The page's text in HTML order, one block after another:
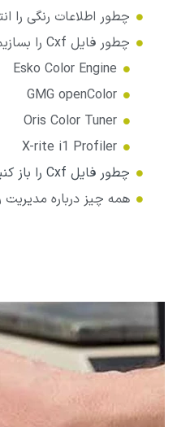
چطور اطلاعات رنگی را
چطور فایل Cxf را بسازیم؟
Esko Color Engine
GMG openColor
Oris Color Tuner
X-rite i1 Profiler
چطور فایل Cxf را باز کنیم ؟
همه چیز درباره مدیریت